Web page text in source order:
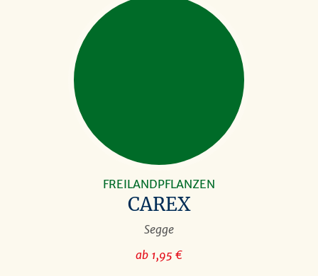
CAREX
FREILANDPFLANZEN
Segge
ab 1,95 €